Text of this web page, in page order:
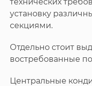
установку
секциями.
Отдельно стоит
востребованные
Центральные